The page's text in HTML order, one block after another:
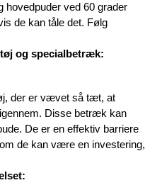
hovedpuder ved 60 grader
de kan tåle det. Følg
og specialbetræk:
der er vævet så tæt, at
Disse betræk kan
De er en effektiv barriere
de kan være en investering,